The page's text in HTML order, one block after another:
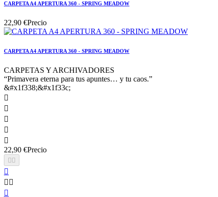
CARPETA A4 APERTURA 360 - SPRING MEADOW
22,90 €Precio
CARPETA A4 APERTURA 360 - SPRING MEADOW
CARPETAS Y ARCHIVADORES
“Primavera eterna para tus apuntes… y tu caos.”
&#x1f338;&#x1f33c;





22,90 €Precio
 

 
